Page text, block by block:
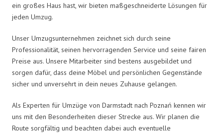
ein großes Haus hast, wir bieten maßgeschneiderte Lösungen für
jeden Umzug.
Unser Umzugsunternehmen zeichnet sich durch seine
Professionalität, seinen hervorragenden Service und seine fairen
Preise aus. Unsere Mitarbeiter sind bestens ausgebildet und
sorgen dafür, dass deine Möbel und persönlichen Gegenstände
sicher und unversehrt in dein neues Zuhause gelangen.
Als Experten für Umzüge von Darmstadt nach Poznań kennen wir
uns mit den Besonderheiten dieser Strecke aus. Wir planen die
Route sorgfältig und beachten dabei auch eventuelle